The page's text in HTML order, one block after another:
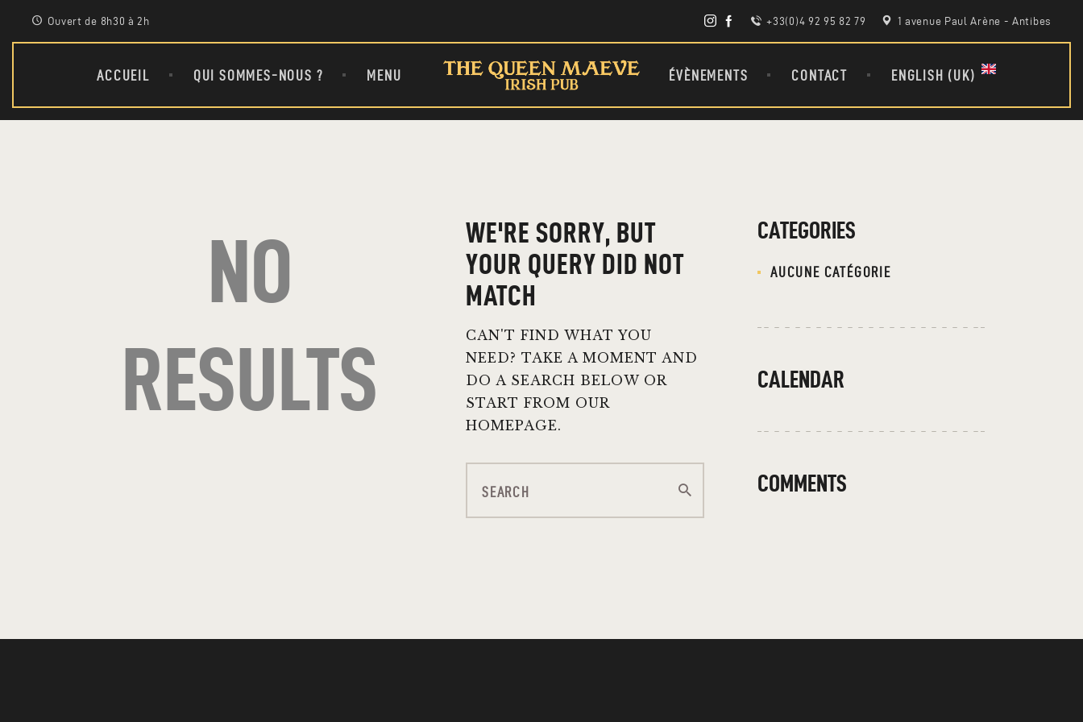
Ouvert de 8h30 à 2h +33(0)4 92 95 82 79 1 avenue Paul Arène - Antibes
ACCUEIL QUI SOMMES-NOUS ? MENU ÉVÈNEMENTS CONTACT ENGLISH (UK)
ÉVÈNEMENTS
CONTACT
NO
RESULTS
WE'RE SORRY, BUT
YOUR QUERY DID NOT
MATCH
CAN'T FIND WHAT YOU
NEED? TAKE A MOMENT AND
DO A SEARCH BELOW OR
START FROM OUR
HOMEPAGE.
CATEGORIES
AUCUNE CATÉGORIE
CALENDAR
COMMENTS